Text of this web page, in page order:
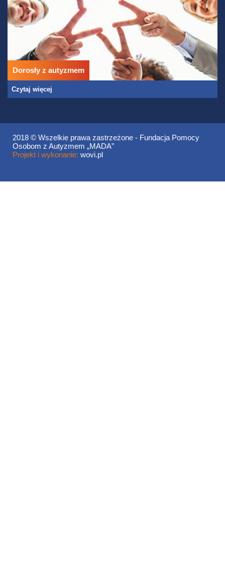
Dorosły z autyzmem
Czytaj więcej
2018 © Wszelkie prawa zastrzeżone - Fundacja Pomocy
Osobom z Autyzmem „MADA”
Projekt i wykonanie: wovi.pl